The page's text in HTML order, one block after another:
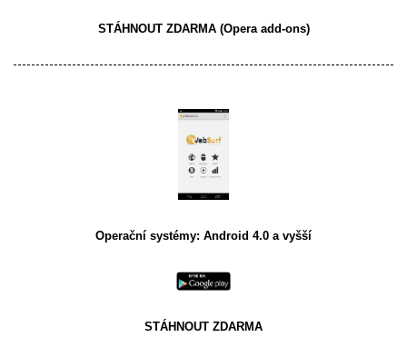
STÁHNOUT ZDARMA(Opera add-ons)
Operační systémy: Android 4.0 a vyšší
STÁHNOUT ZDARMA